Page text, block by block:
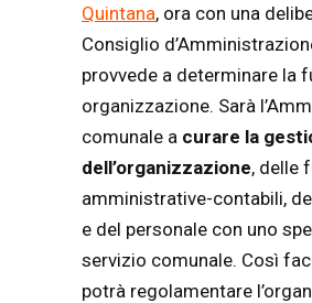
Quintana, ora con una
Consiglio
provvede a determinare la
organizzazione. Sarà
comunale a curare la
dell’organizzazione, delle
amministrative-contabili,
e del personale con uno
servizio comunale. Così
potrà regolamentare